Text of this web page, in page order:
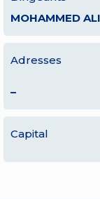
MOHAMMED
Adresses
–
Capital